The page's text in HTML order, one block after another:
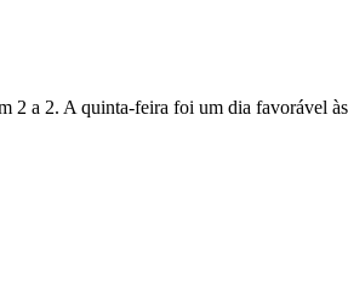
2 a 2. A quinta-feira foi um dia favorável